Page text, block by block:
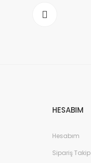
HESABIM
Hesabım
Sipariş Takip